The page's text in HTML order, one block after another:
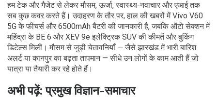
हम टेक और गैजेट से लेकर मौसम, ऊर्जा, स्वास्थ्य-नवाचार और एआई तक
सब कुछ कवर करते हैं। उदाहरण के तौर पर, हाल की खबरों में Vivo V60
5G के फीचर्स और 6500mAh बैटरी की जानकारी है, जबकि ऑटो सेक्शन में
महिंद्रा के BE 6 और XEV 9e इलेक्ट्रिक SUV की कीमतें और बुकिंग
डिटेल्स मिलीं। मौसम से जुड़ी चेतावनियाँ — जैसे झारखंड में भारी बारिश
अलर्ट या कानपुर का बढ़ता तापमान — सीधे उन लोगों के काम आती हैं जो
यात्रा या तैयारी कर रहे होते हैं।
अभी पढ़ें: प्रमुख विज्ञान-समाचार